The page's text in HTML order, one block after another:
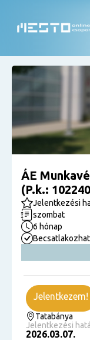
ÁE
(P.k.:
Jelentkezési
szombat
6 hónap
Tatabánya
Jelentkezési
2026.03.07.
Jelentkezem!